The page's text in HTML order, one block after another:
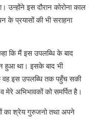
उन्होंने इस दौरान कोरोना काल
के प्रयासों की भी सराहना
कहा कि मैं इस उपलब्धि के बाद
हुआ था। इसके बाद भी
वह इस उपलब्धि तक पहुँच सकी
अभिभावकों को समर्पित है।
का श्रेय गुरुजनो तथा अपने